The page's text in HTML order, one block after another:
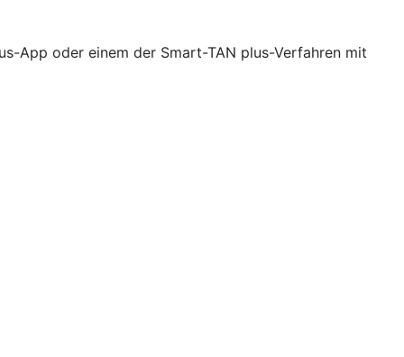
App oder einem der Smart-TAN plus-Verfahren mit